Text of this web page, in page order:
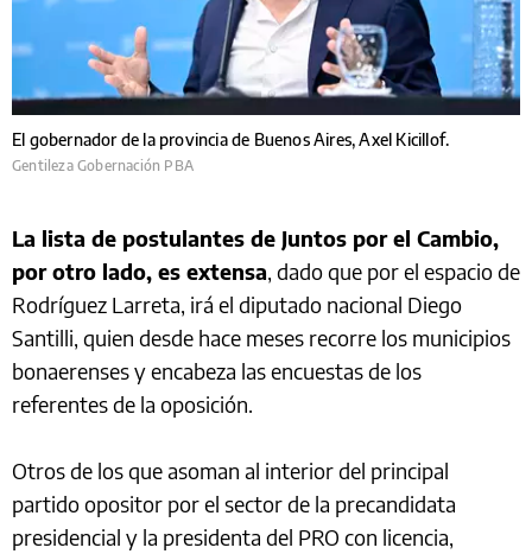
El gobernador de la provincia de Buenos Aires, Axel Kicillof.
Gentileza Gobernación PBA
La lista de postulantes de Juntos por el Cambio,
por otro lado, es extensa, dado que por el espacio de
Rodríguez Larreta, irá el diputado nacional Diego
Santilli, quien desde hace meses recorre los municipios
bonaerenses y encabeza las encuestas de los
referentes de la oposición.
Otros de los que asoman al interior del principal
partido opositor por el sector de la precandidata
presidencial y la presidenta del PRO con licencia,